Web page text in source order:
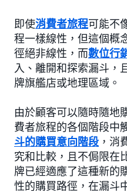
即使消費者旅程可能不
程一樣線性，但這個概
徑絕非線性，而數位行
入、離開和探索漏斗，
牌旗艦店或地理區域。
由於顧客可以隨時隨地
費者旅程的各個階段中
斗的購買意向階段 ，消
究和比較，且不侷限在
牌已經適應了這種新的
性的購買路徑，在漏斗